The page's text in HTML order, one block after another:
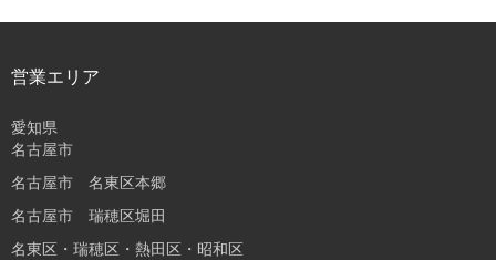
営業エリア
愛知県
名古屋市
名古屋市 名東区本郷
名古屋市 瑞穂区堀田
名東区・瑞穂区・熱田区・昭和区